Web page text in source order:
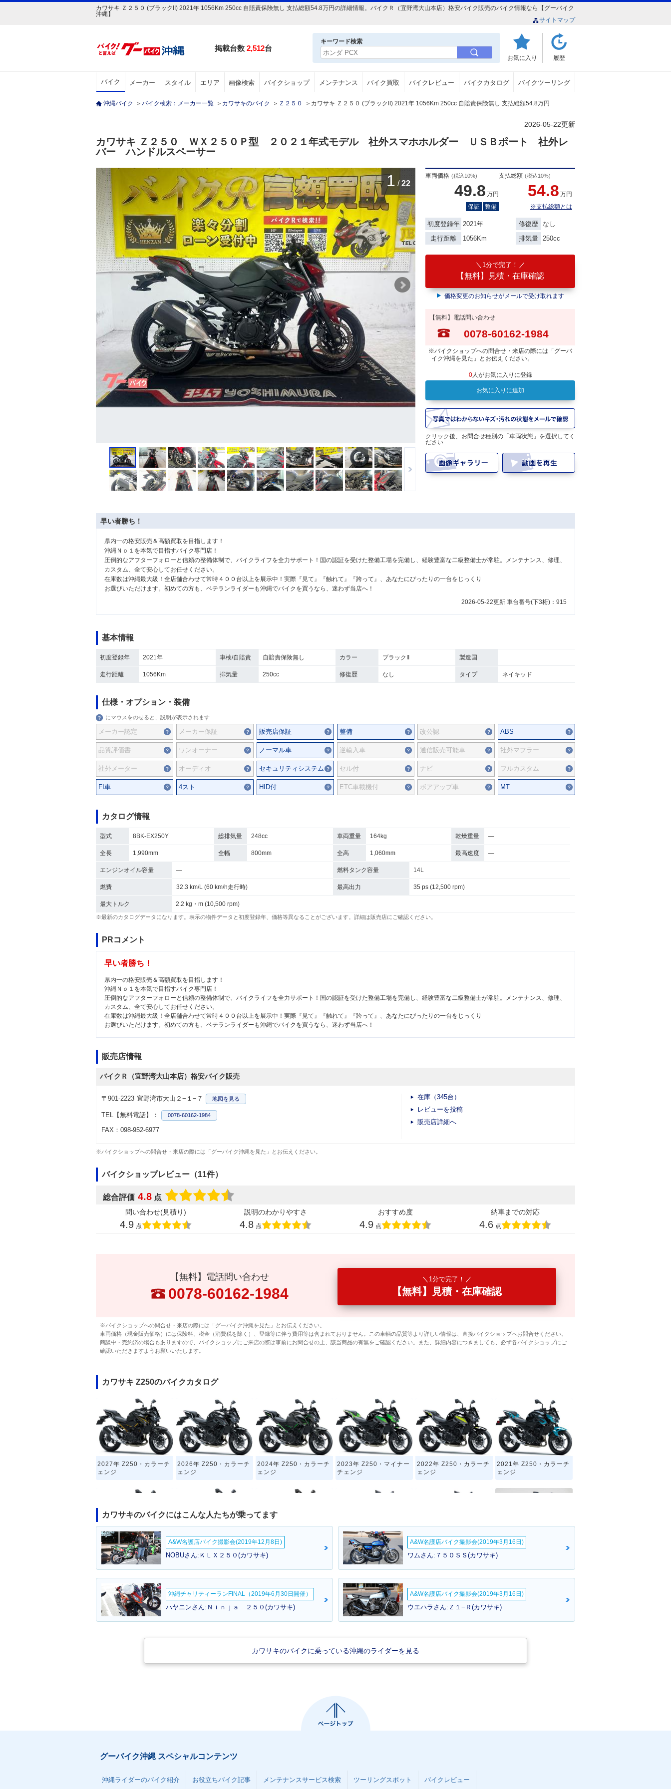
カワサキ Ｚ２５０ (ブラックII) 2021年 1056Km 250cc 自賠責保険無し 支払総額54.8万円の詳細情報。バイクＲ（宜野湾大山本店）格安バイク販売のバイク情報なら【グーバイク
沖縄】
サイトマップ
掲載台数 2,512台
キーワード検索
お気に入り 履歴
バイク メーカー スタイル エリア 画像検索 バイクショップ メンテナンス バイク買取 バイクレビュー バイクカタログ バイクツーリング
沖縄バイク ＞ バイク検索：メーカー一覧 ＞ カワサキのバイク ＞ Ｚ２５０ ＞ カワサキ Ｚ２５０ (ブラックII) 2021年 1056Km 250cc 自賠責保険無し 支払総額54.8万円
2026-05-22更新
カワサキ Ｚ２５０ ＷＸ２５０Ｐ型 ２０２１年式モデル 社外スマホホルダー ＵＳＢポート 社外レ
バー ハンドルスペーサー
1 / 22
車両価格 (税込10%)
49.8 万円
保証
整備
支払総額 (税込10%)
54.8 万円
※支払総額とは
初度登録年 2021年 修復歴
なし
走行距離
1056Km 排気量 250cc
1分で完了！
【無料】見積・在庫確認
価格変更のお知らせがメールで受け取れます
【無料】電話問い合わせ
0078-60162-1984
※バイクショップへの問合せ・来店の際には「グーバ
イク沖縄を見た」とお伝えください。
0人がお気に入りに登録
お気に入りに追加
クリック後、お問合せ種別の「車両状態」を選択してく
ださい
早い者勝ち！
県内一の格安販売＆高額買取を目指します！
沖縄Ｎｏ１を本気で目指すバイク専門店！
圧倒的なアフターフォローと信頼の整備体制で、バイクライフを全力サポート！国の認証を受けた整備工場を完備し、経験豊富な二級整備士が常駐。メンテナンス、修理、
カスタム、全て安心してお任せください。
在庫数は沖縄最大級！全店舗合わせて常時４００台以上を展示中！実際『見て』『触れて』『跨って』、あなたにぴったりの一台をじっくり
お選びいただけます。初めての方も、ベテランライダーも沖縄でバイクを買うなら、迷わず当店へ！
2026-05-22更新 車台番号(下3桁)：915
基本情報
初度登録年 2021年 車検/自賠責 自賠責保険無し カラー ブラックII 製造国
走行距離 1056Km 排気量 250cc 修復歴 なし タイプ ネイキッド
仕様・オプション・装備
にマウスをのせると、説明が表示されます
メーカー認定 メーカー保証 販売店保証 整備 改公認 ABS
品質評価書 ワンオーナー ノーマル車 逆輸入車 通信販売可能車 社外マフラー
社外メーター オーディオ セキュリティシステム セル付 ナビ フルカスタム
FI車 4スト HID付 ETC車載機付 ボアアップ車 MT
カタログ情報
型式 8BK-EX250Y 総排気量 248cc 車両重量 164kg 乾燥重量 ―
全長 1,990mm 全幅 800mm 全高 1,060mm 最高速度 ―
エンジンオイル容量 ― 燃料タンク容量 14L
燃費 32.3 km/L (60 km/h走行時) 最高出力 35 ps (12,500 rpm)
最大トルク 2.2 kg・m (10,500 rpm)
※最新のカタログデータになります。表示の物件データと初度登録年、価格等異なることがございます。詳細は販売店にご確認ください。
PRコメント
早い者勝ち！
県内一の格安販売＆高額買取を目指します！
沖縄Ｎｏ１を本気で目指すバイク専門店！
圧倒的なアフターフォローと信頼の整備体制で、バイクライフを全力サポート！国の認証を受けた整備工場を完備し、経験豊富な二級整備士が常駐。メンテナンス、修理、
カスタム、全て安心してお任せください。
在庫数は沖縄最大級！全店舗合わせて常時４００台以上を展示中！実際『見て』『触れて』『跨って』、あなたにぴったりの一台をじっくり
お選びいただけます。初めての方も、ベテランライダーも沖縄でバイクを買うなら、迷わず当店へ！
販売店情報
バイクＲ（宜野湾大山本店）格安バイク販売
〒901-2223 宜野湾市大山２−１−７ 地図を見る
TEL【無料電話】： 0078-60162-1984
FAX：098-952-6977
在庫（345台）
レビューを投稿
販売店詳細へ
※バイクショップへの問合せ・来店の際には「グーバイク沖縄を見た」とお伝えください。
バイクショップレビュー（11件）
総合評価 4.8 点
問い合わせ(見積り)
4.9 点
説明のわかりやすさ
4.8 点
おすすめ度
4.9 点
納車までの対応
4.6 点
【無料】電話問い合わせ
0078-60162-1984
1分で完了！
【無料】見積・在庫確認
※バイクショップへの問合せ・来店の際には「グーバイク沖縄を見た」とお伝えください。
車両価格（現金販売価格）には保険料、税金（消費税を除く）、登録等に伴う費用等は含まれておりません。この車輌の品質等より詳しい情報は、直接バイクショップへお問合せください。
商談中・売約済の場合もありますので、バイクショップにご来店の際は事前にお問合せの上、該当商品の有無をご確認ください。また、詳細内容につきましても、必ず各バイクショップにご
確認いただきますようお願いいたします。
カワサキ Z250のバイクカタログ
2027年 Z250・カラーチ
ェンジ
2026年 Z250・カラーチ
ェンジ
2024年 Z250・カラーチ
ェンジ
2023年 Z250・マイナー
チェンジ
2022年 Z250・カラーチ
ェンジ
2021年 Z250・カラーチ
ェンジ
2020年 Z250・カラーチ
ェンジ
2019年 Z250・フルモデ
2019年 Z250・その他
2017年 Z250 ABS Spec
ial Edition・特別・限定
仕様
2017年 Z250 ABS・カ
2016年 Z250 ABS・カ
2013年 Z250・新登場 1980年 Z250 1978年 Z250
カワサキのバイクにはこんな人たちが乗ってます
A&W名護店バイク撮影会(2019年12月8日)
NOBUさん:ＫＬＸ２５０(カワサキ)
A&W名護店バイク撮影会(2019年3月16日)
ワムさん:７５０ＳＳ(カワサキ)
沖縄チャリティーランFINAL（2019年6月30日開催）
ハヤニンさん:Ｎｉｎｊａ ２５０(カワサキ)
A&W名護店バイク撮影会(2019年3月16日)
ウエハラさん:Ｚ１−Ｒ(カワサキ)
カワサキのバイクに乗っている沖縄のライダーを見る
グーバイク沖縄 スペシャルコンテンツ
沖縄ライダーのバイク紹介 お役立ちバイク記事 メンテナンスサービス検索 ツーリングスポット バイクレビュー